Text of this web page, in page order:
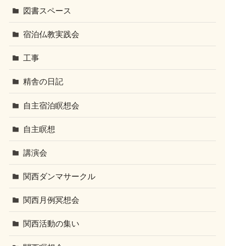
図書スペース
宿泊仏教実践会
工事
精舎の日記
自主宿泊瞑想会
自主瞑想
講演会
関西ダンマサークル
関西月例冥想会
関西活動の集い